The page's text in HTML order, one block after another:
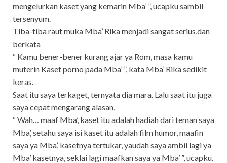
mengelurkan kaset yang kemarin Mba’ ”, ucapku sambil
tersenyum.
Tiba-tiba raut muka Mba’ Rika menjadi sangat serius,dan
berkata
“ Kamu bener-bener kurang ajar ya Rom, masa kamu
muterin Kaset porno pada Mba’ ”, kata Mba’ Rika sedikit
keras.
Saat itu saya terkaget, ternyata dia mara. Lalu saat itu juga
saya cepat mengarang alasan,
“ Wah… maaf Mba’, kaset itu adalah hadiah dari teman saya
Mba’, setahu saya isi kaset itu adalah film humor, maafin
saya ya Mba’, kasetnya tertukar, yaudah saya ambil lagi ya
Mba’ kasetnya, seklai lagi maafkan saya ya Mba’ ”, ucapku.